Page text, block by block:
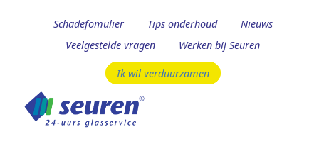
Schadefomulier Tips onderhoud
Nieuws
Veelgestelde vragen
Werken bij Seuren
Ik wil verduurzamen